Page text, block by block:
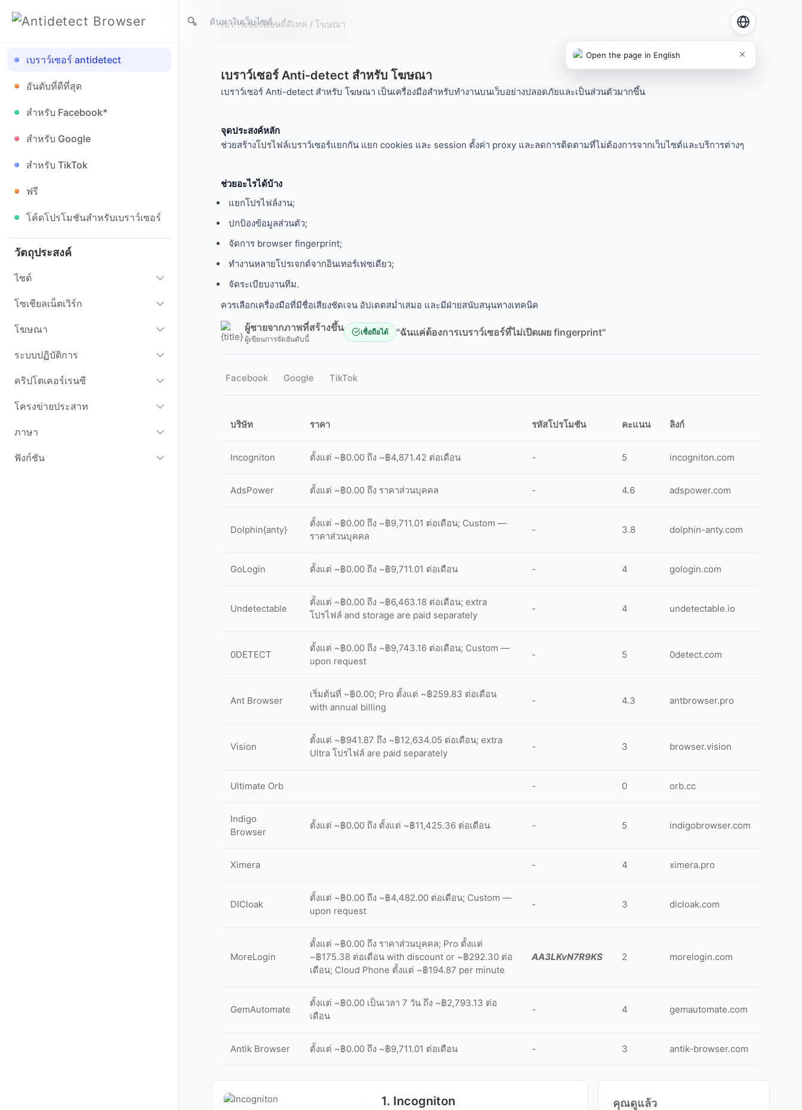
Open the page in English
เบราว์เซอร์แอนตี้ดีเทค / โฆษณา
เบราว์เซอร์ Anti-detect สำหรับ โฆษณา
เบราว์เซอร์ Anti-detect สำหรับ โฆษณา เป็นเครื่องมือสำหรับทำงานบนเว็บอย่างปลอดภัยและเป็นส่วนตัวมากขึ้น
จุดประสงค์หลัก
ช่วยสร้างโปรไฟล์เบราว์เซอร์แยกกัน แยก cookies และ session ตั้งค่า proxy และลดการติดตามที่ไม่ต้องการจากเว็บไซต์และบริการต่างๆ
ช่วยอะไรได้บ้าง
แยกโปรไฟล์งาน;
ปกป้องข้อมูลส่วนตัว;
จัดการ browser fingerprint;
ทำงานหลายโปรเจกต์จากอินเทอร์เฟซเดียว;
จัดระเบียบงานทีม.
ควรเลือกเครื่องมือที่มีชื่อเสียงชัดเจน อัปเดตสม่ำเสมอ และมีฝ่ายสนับสนุนทางเทคนิค
ผู้ชายจากภาพที่สร้างขึ้น
ผู้เขียนการจัดอันดับนี้
เชื่อถือได้ "ฉันแค่ต้องการเบราว์เซอร์ที่ไม่เปิดเผย fingerprint"
Facebook Google TikTok
บริษัท ราคา รหัสโปรโมชัน คะแนน ลิงก์
Incogniton ตั้งแต่ ~฿0.00 ถึง ~฿4,871.42 ต่อเดือน - 5 incogniton.com
AdsPower ตั้งแต่ ~฿0.00 ถึง ราคาส่วนบุคคล - 4.6 adspower.com
Dolphin{anty}
ตั้งแต่ ~฿0.00 ถึง ~฿9,711.01 ต่อเดือน; Custom —
ราคาส่วนบุคคล
- 3.8 dolphin-anty.com
GoLogin ตั้งแต่ ~฿0.00 ถึง ~฿9,711.01 ต่อเดือน - 4 gologin.com
Undetectable
ตั้งแต่ ~฿0.00 ถึง ~฿6,463.18 ต่อเดือน; extra
โปรไฟล์ and storage are paid separately
- 4 undetectable.io
0DETECT
ตั้งแต่ ~฿0.00 ถึง ~฿9,743.16 ต่อเดือน; Custom —
upon request
- 5 0detect.com
Ant Browser
เริ่มต้นที่ ~฿0.00; Pro ตั้งแต่ ~฿259.83 ต่อเดือน
with annual billing
- 4.3 antbrowser.pro
Vision
ตั้งแต่ ~฿941.87 ถึง ~฿12,634.05 ต่อเดือน; extra
Ultra โปรไฟล์ are paid separately
- 3 browser.vision
Ultimate Orb - 0 orb.cc
Indigo
Browser
ตั้งแต่ ~฿0.00 ถึง ตั้งแต่ ~฿11,425.36 ต่อเดือน - 5 indigobrowser.com
Ximera - 4 ximera.pro
DICloak
ตั้งแต่ ~฿0.00 ถึง ~฿4,482.00 ต่อเดือน; Custom —
upon request
- 3 dicloak.com
MoreLogin
ตั้งแต่ ~฿0.00 ถึง ราคาส่วนบุคคล; Pro ตั้งแต่
~฿175.38 ต่อเดือน with discount or ~฿292.30 ต่อ
เดือน; Cloud Phone ตั้งแต่ ~฿194.87 per minute
AA3LKvN7R9KS 2 morelogin.com
GemAutomate
ตั้งแต่ ~฿0.00 เป็นเวลา 7 วัน ถึง ~฿2,793.13 ต่อ
เดือน
- 4 gemautomate.com
Antik Browser ตั้งแต่ ~฿0.00 ถึง ~฿9,711.01 ต่อเดือน - 3 antik-browser.com
1. Incogniton คุณดูแล้ว
เบราว์เซอร์ antidetect
อันดับที่ดีที่สุด
สำหรับ Facebook*
สำหรับ Google
สำหรับ TikTok
ฟรี
โค้ดโปรโมชันสำหรับเบราว์เซอร์
ไซต์
โซเชียลเน็ตเวิร์ก
โฆษณา
ระบบปฏิบัติการ
คริปโตเคอร์เรนซี
โครงข่ายประสาท
ภาษา
ฟังก์ชัน